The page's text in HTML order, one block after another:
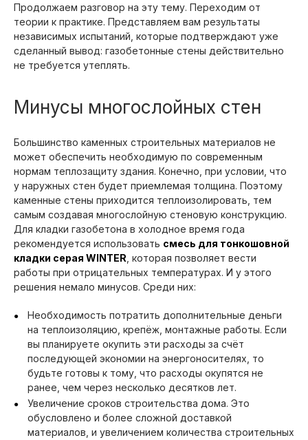
Продолжаем разговор на эту тему. Переходим от
теории к практике. Представляем вам результаты
независимых испытаний, которые подтверждают уже
сделанный вывод: газобетонные стены действительно
не требуется утеплять.
Минусы многослойных стен
Большинство каменных строительных материалов не
может обеспечить необходимую по современным
нормам теплозащиту здания. Конечно, при условии, что
у наружных стен будет приемлемая толщина. Поэтому
каменные стены приходится теплоизолировать, тем
самым создавая многослойную стеновую конструкцию.
Для кладки газобетона в холодное время года
рекомендуется использовать смесь для тонкошовной
кладки серая WINTER, которая позволяет вести
работы при отрицательных температурах. И у этого
решения немало минусов. Среди них:
Необходимость потратить дополнительные деньги
на теплоизоляцию, крепёж, монтажные работы. Если
вы планируете окупить эти расходы за счёт
последующей экономии на энергоносителях, то
будьте готовы к тому, что расходы окупятся не
ранее, чем через несколько десятков лет.
Увеличение сроков строительства дома. Это
обусловлено и более сложной доставкой
материалов, и увеличением количества строительных